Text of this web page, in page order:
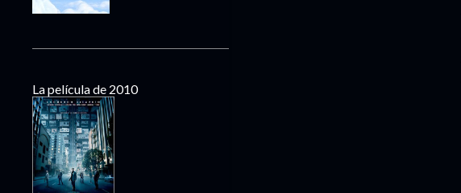
La película de 2010